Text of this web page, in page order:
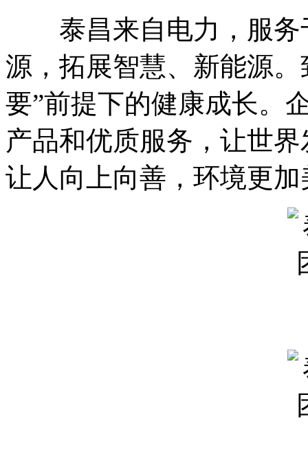
泰昌来自电力，服务
源，拓展智慧、新能源
要”前提下的健康成长。
产品和优质服务，让世
让人向上向善，环境更加